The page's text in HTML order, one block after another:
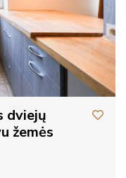
dviejų
žemės